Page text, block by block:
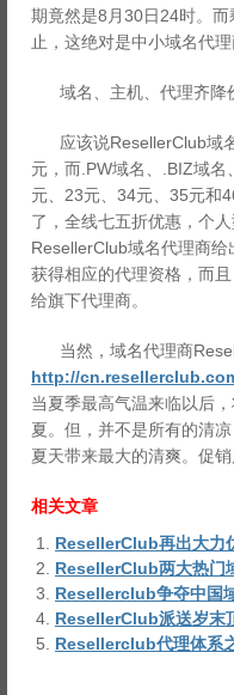
期竟然是8月30日24时。
止，这绝对是中小域名代
域名、主机、代理齐降
应该说ResellerClub域名
元，而.PW域名、.BIZ域
元、23元、34元、35元和
了，全线七五折优惠，个
ResellerClub域名代理商
获得相应的代理资格，而
给旗下代理商。
当然，域名代理商
http://
当夏季最高气温来临以后
夏。但，并不是所有的清
夏天带来最大的清爽。促
相关文章
ResellerClub再出大力
ResellerClub两大热门
Resellerclub争夺中国
ResellerClub派送岁末
Resellerclub代理体系